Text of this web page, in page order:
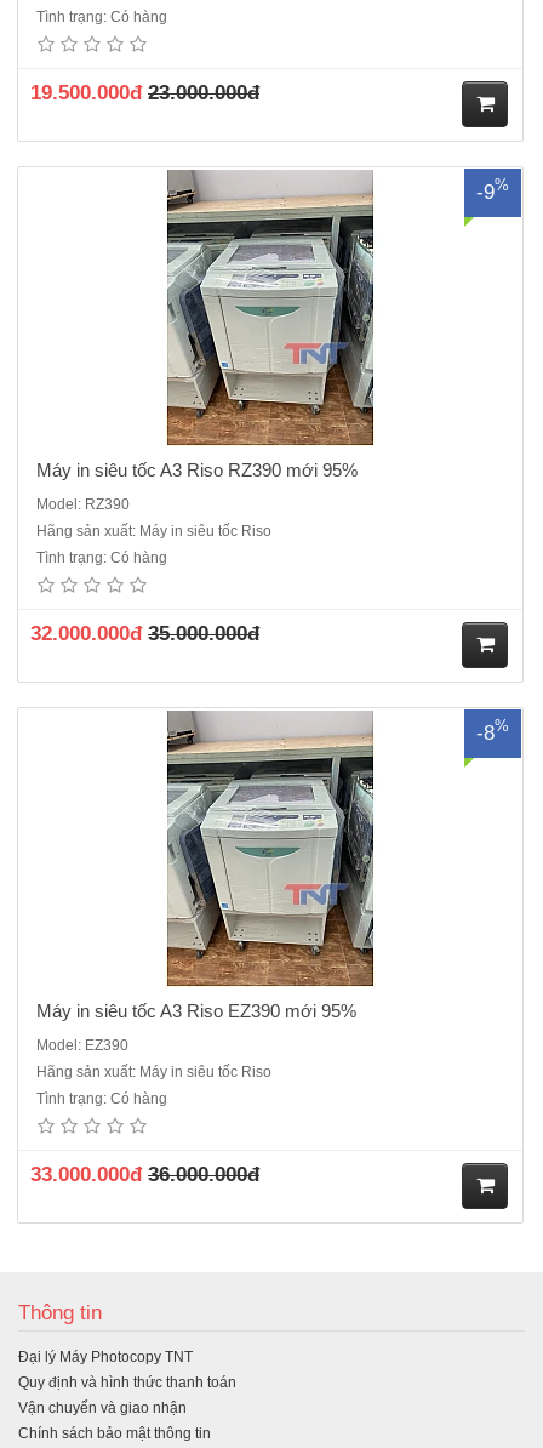
Tình trạng: Có hàng
19.500.000đ 23.000.000đ
ua
-9%
phù hợp in trên khổ giấy A3 như biểu mẫu, tờ rơi, hóa đơn bán lẻ hay
thiệp cưới với số lượng lớn mà lại tiết kiệm thời gian. Máy có đặc điểm
Máy in siêu tốc A3 Riso RZ390 mới 95%
Model: RZ390
Hãng sản xuất: Máy in siêu tốc Riso
Tình trạng: Có hàng
32.000.000đ 35.000.000đ
ua
-8%
phù hợp in trên khổ giấy A3 như biểu mẫu, tờ rơi, hóa đơn bán lẻ hay
thiệp cưới với số lượng lớn mà lại tiết kiệm thời gian. Máy có đặc điểm
Máy in siêu tốc A3 Riso EZ390 mới 95%
Model: EZ390
Hãng sản xuất: Máy in siêu tốc Riso
Tình trạng: Có hàng
33.000.000đ 36.000.000đ
Thông tin
Đại lý Máy Photocopy TNT
Quy định và hình thức thanh toán
Vận chuyển và giao nhận
Chính sách bảo mật thông tin